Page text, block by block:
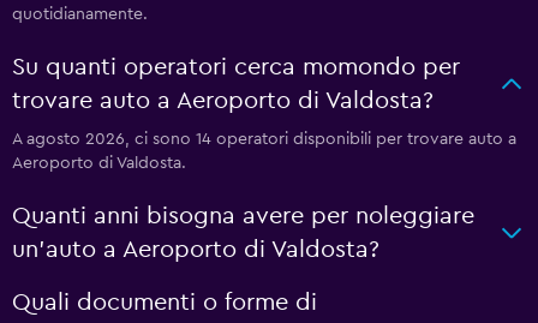
quotidianamente.
Su quanti operatori cerca momondo per
trovare auto a Aeroporto di Valdosta?
A agosto 2026, ci sono 14 operatori disponibili per trovare auto a
Aeroporto di Valdosta.
Quanti anni bisogna avere per noleggiare
un'auto a Aeroporto di Valdosta?
Quali documenti o forme di